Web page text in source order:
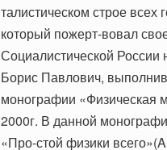
талистическом строе всех
который пожерт-вовал
Социалистической
Борис Павлович,
монографии «Физическая
2000г. В данной
«Про-стой физики